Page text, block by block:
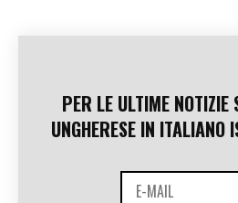
PER LE ULTIME NOTIZIE
UNGHERESE IN ITALIANO